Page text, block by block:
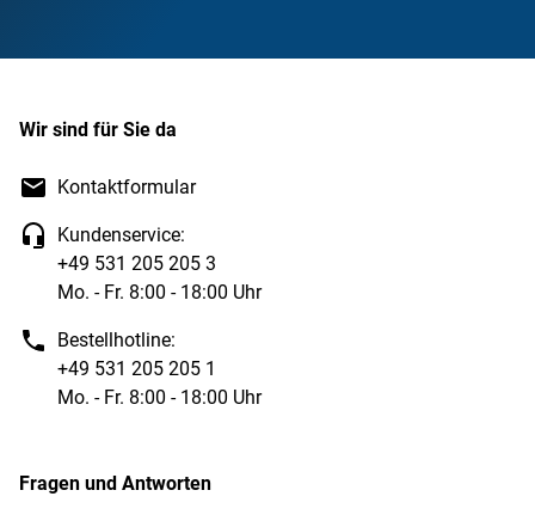
Wir sind für Sie da
Kontaktformular
Kundenservice:
+49 531 205 205 3
Mo. - Fr. 8:00 - 18:00 Uhr
Bestellhotline:
+49 531 205 205 1
Mo. - Fr. 8:00 - 18:00 Uhr
Fragen und Antworten